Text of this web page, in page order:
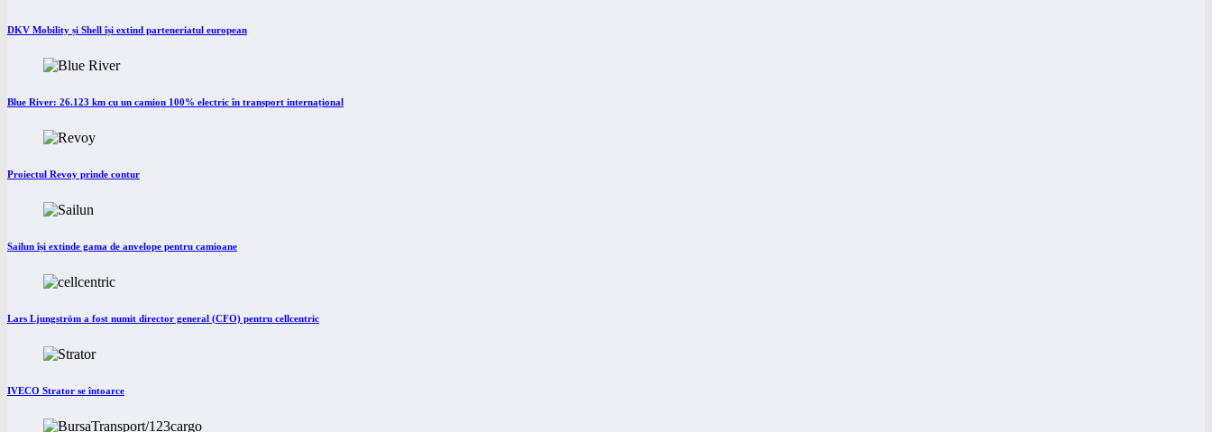
DKV Mobility și Shell își extind parteneriatul european
Blue River: 26.123 km cu un camion 100% electric în transport internațional
Proiectul Revoy prinde contur
Sailun își extinde gama de anvelope pentru camioane
Lars Ljungström a fost numit director general (CFO) pentru cellcentric
IVECO Strator se întoarce